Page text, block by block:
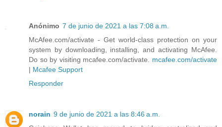
Anónimo 7 de junio de 2021 a las 7:08 a.m.
McAfee.com/activate - Get world-class protection on your
system by downloading, installing, and activating McAfee.
Do so by visiting mcafee.com/activate. mcafee.com/activate
| Mcafee Support
Responder
norain 9 de junio de 2021 a las 8:46 a.m.